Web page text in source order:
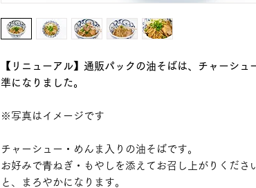
【リニューアル】通販パックの油そばは、チャーシュ
準になりました。
※写真はイメージです
チャーシュー・めんま入りの油そばです。
お好みで⻘ねぎ・もやしを添えてお召し上がりくださ
と、まろやかになります。